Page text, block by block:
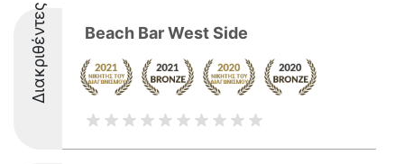
Διακριθέντες Beach Bar West Side